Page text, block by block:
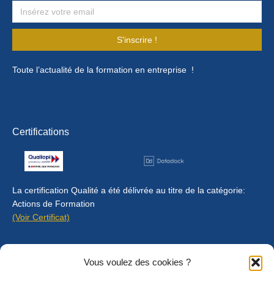
Vous voulez des cookies ?
S'inscrire !
Toute l’actualité de la formation en entreprise !
Certifications
La certification Qualité a été délivrée au titre de la catégorie:
Actions de Formation
(Voir Certificat)